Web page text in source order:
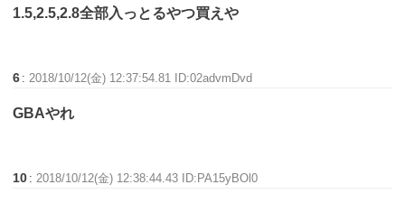
1.5,2.5,2.8全部入っとるやつ買えや
6 : 2018/10/12(金) 12:37:54.81 ID:02advmDvd
GBAやれ
10 : 2018/10/12(金) 12:38:44.43 ID:PA15yBOl0